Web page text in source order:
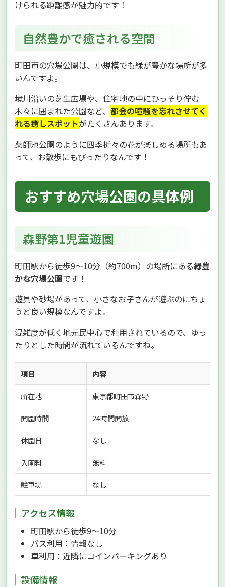
けられる距離感が魅力的です！
自然豊かで癒される空間
町田市の穴場公園は、小規模でも緑が豊かな場所が多
いんですよ。
境川沿いの芝生広場や、住宅地の中にひっそり佇む
木々に囲まれた公園など、 都会の喧騒を忘れさせてく
れる癒しスポットがたくさんあります。
薬師池公園のように四季折々の花が楽しめる場所もあ
って、お散歩にもぴったりなんです！
おすすめ穴場公園の具体例
森野第1児童遊園
町田駅から徒歩9〜10分（約700m）の場所にある緑豊
かな穴場公園です！
遊具や砂場があって、小さなお子さんが遊ぶのにちょ
うど良い規模なんですよ。
混雑度が低く地元民中心で利用されているので、ゆっ
たりとした時間が流れているんですね。
項目 内容
所在地 東京都町田市森野
開園時間 24時間開放
休園日 なし
入園料 無料
駐車場 なし
アクセス情報
町田駅から徒歩9〜10分
バス利用：情報なし
車利用：近隣にコインパーキングあり
設備情報